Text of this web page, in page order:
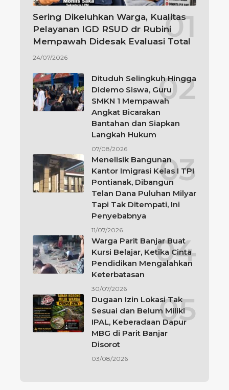
Sering Dikeluhkan Warga, Kualitas
Pelayanan IGD RSUD dr Rubini
Mempawah Didesak Evaluasi Total
24/07/2026
Dituduh Selingkuh Hingga
Didemo Siswa, Guru
SMKN 1 Mempawah
Angkat Bicarakan
Bantahan dan Siapkan
Langkah Hukum
07/08/2026
Menelisik Bangunan
Kantor Imigrasi Kelas I TPI
Pontianak, Dibangun
Telan Dana Puluhan Milyar
Tapi Tak Ditempati, Ini
Penyebabnya
11/07/2026
Warga Parit Banjar Buat
Kursi Belajar, Ketika Cinta
Pendidikan Mengalahkan
Keterbatasan
30/07/2026
Dugaan Izin Lokasi Tak
Sesuai dan Belum Miliki
IPAL, Keberadaan Dapur
MBG di Parit Banjar
Disorot
03/08/2026